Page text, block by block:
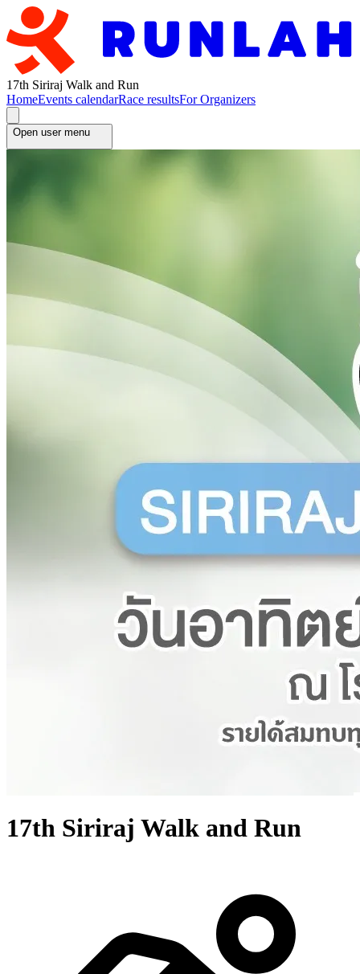
17th Siriraj Walk and Run
HomeEvents calendarRace resultsFor Organizers
Open user menu
17th Siriraj Walk and Run